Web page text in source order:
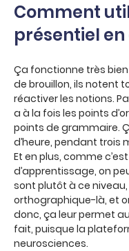
Comment
présentiel en
Ça fonctionne très
de brouillon, ils notent
réactiver les notions.
a à la fois les points
points de grammaire.
d’heure, pendant trois
Et en plus, comme
d’apprentissage, on
sont plutôt à ce
orthographique-là, et
donc, ça leur permet
fait, puisque la
neurosciences.